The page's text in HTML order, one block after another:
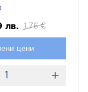
VITO
лв. 1.76 €
цени